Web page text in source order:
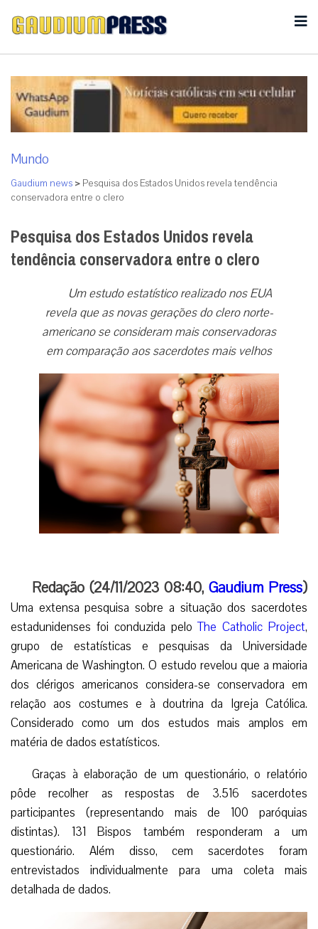
Mundo
Gaudium news > Pesquisa dos Estados Unidos revela tendência
conservadora entre o clero
Pesquisa dos Estados Unidos revela
tendência conservadora entre o clero
Um estudo estatístico realizado nos EUA
revela que as novas gerações do clero norte-
americano se consideram mais conservadoras
em comparação aos sacerdotes mais velhos
Redação (24/11/2023 08:40,Gaudium Press)
Uma extensa pesquisa sobre a situação dos sacerdotes
estadunidenses foi conduzida peloThe Catholic Project,
grupo de estatísticas e pesquisas da Universidade
Americana de Washington. O estudo revelou que a maioria
dos clérigos americanos considera-se conservadora em
relação aos costumes e à doutrina da Igreja Católica.
Considerado como um dos estudos mais amplos em
matéria de dados estatísticos.
Graças à elaboração de um questionário, o relatório
pôde recolher as respostas de 3.516 sacerdotes
participantes (representando mais de 100 paróquias
distintas). 131 Bispos também responderam a um
questionário. Além disso, cem sacerdotes foram
entrevistados individualmente para uma coleta mais
detalhada de dados.